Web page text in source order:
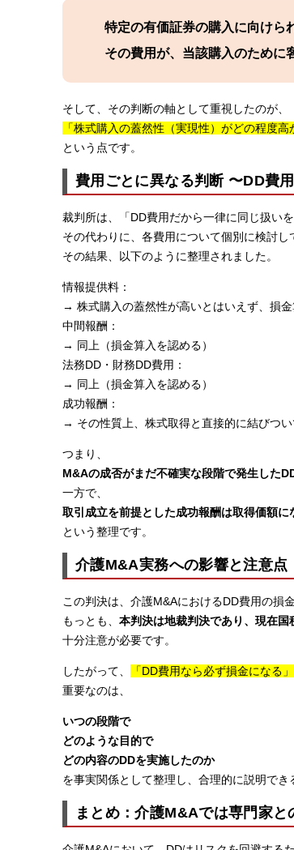
特定の有価証券の購入に向けら
その費用が、当該購入のために
そして、その判断の軸として重視したのが、
「株式購入の蓋然性（実現性）がどの程度高
という点です。
費用ごとに異なる判断 〜DD費
裁判所は、「DD費用だから一律に同じ扱い
その代わりに、各費用について個別に検討し
その結果、以下のように整理されました。
情報提供料：
→ 株式購入の蓋然性が高いとはいえず、損
中間報酬：
→ 同上（損金算入を認める）
法務DD・財務DD費用：
→ 同上（損金算入を認める）
成功報酬：
→ その性質上、株式取得と直接的に結びつ
つまり、
M&Aの成否がまだ不確実な段階で発生した
一方で、
取引成立を前提とした成功報酬は取得価額に
という整理です。
介護M&A実務への影響と注意点
この判決は、介護M&AにおけるDD費用の損
もっとも、 本判決は地裁判決であり、現在
十分注意が必要です。
したがって、
「DD費用なら必ず損金になる
重要なのは、
いつの段階で
どのような目的で
どの内容のDDを実施したのか
を事実関係として整理し、合理的に説明でき
まとめ：介護M&Aでは専門家と